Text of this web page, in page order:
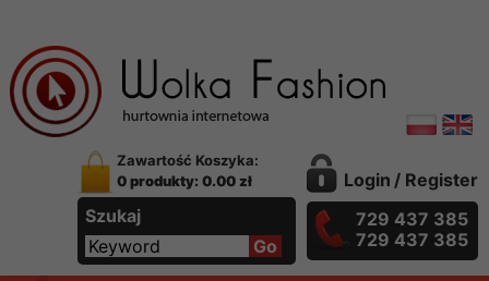
Zawartość Koszyka:
0 produkty: 0.00 zł
Szukaj
Login / Register
729 437 385
729 437 385